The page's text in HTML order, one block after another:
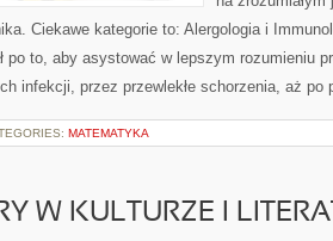
Ciekawe kategorie to: Alergologia i
po to, aby asystować w lepszym rozumieniu
infekcji, przez przewlekłe schorzenia, aż
MATEMATYKA
W KULTURZE I